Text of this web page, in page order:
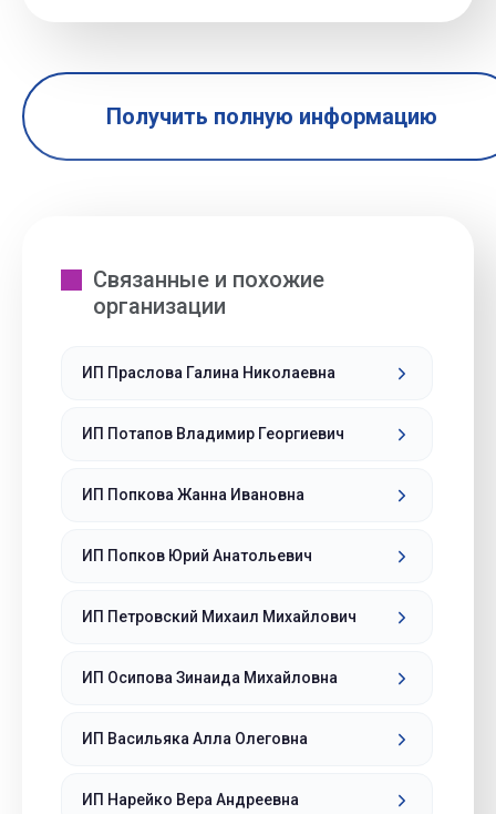
Получить полную информацию
Связанные и похожие
организации
ИП Праслова Галина Николаевна
ИП Потапов Владимир Георгиевич
ИП Попкова Жанна Ивановна
ИП Попков Юрий Анатольевич
ИП Петровский Михаил Михайлович
ИП Осипова Зинаида Михайловна
ИП Васильяка Алла Олеговна
ИП Нарейко Вера Андреевна